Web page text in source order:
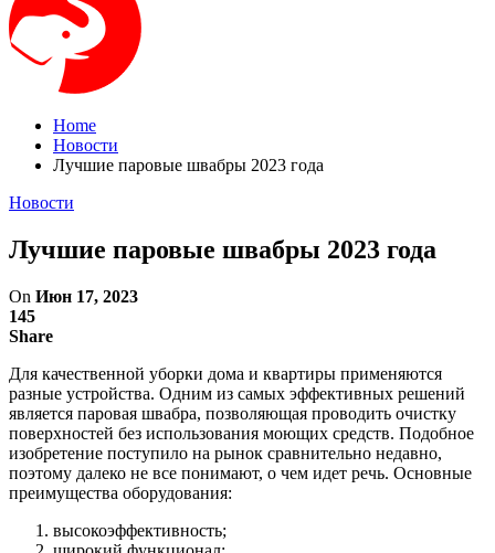
Home
Новости
Лучшие паровые швабры 2023 года
Новости
Лучшие паровые швабры 2023 года
On Июн 17, 2023
145
Share
Для качественной уборки дома и квартиры применяются
разные устройства. Одним из самых эффективных решений
является паровая швабра, позволяющая проводить очистку
поверхностей без использования моющих средств. Подобное
изобретение поступило на рынок сравнительно недавно,
поэтому далеко не все понимают, о чем идет речь. Основные
преимущества оборудования:
высокоэффективность;